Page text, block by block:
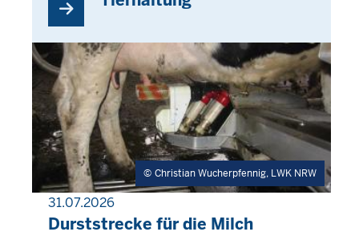
Christian Wucherpfennig, LWK NRW
31.07.2026
PRESSEMITTEILUNG
Durststrecke für die Milch